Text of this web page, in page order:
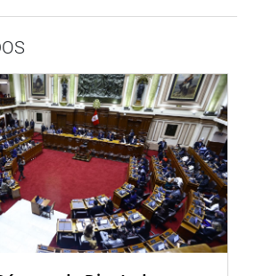
idóneamente su participación,
decidió enviar a un cuarto
estudio, a pedido de la
(HyD), el predictamen recaído
1502/2021- CR, que con texto
la Ley que regula la libertad
en el artículo 491 del Código